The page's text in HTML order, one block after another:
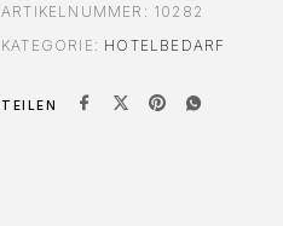
ARTIKELNUMMER: 10282
KATEGORIE: HOTELBEDARF
TEILEN